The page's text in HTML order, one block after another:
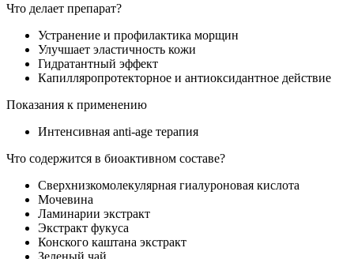
Что делает препарат?
Устранение и профилактика морщин
Улучшает эластичность кожи
Гидратантный эффект
Капилляропротекторное и антиоксидантное действие
Показания к применению
Интенсивная anti-age терапия
Что содержится в биоактивном составе?
Сверхнизкомолекулярная гиалуроновая кислота
Мочевина
Ламинарии экстракт
Экстракт фукуса
Конского каштана экстракт
Зеленый чай